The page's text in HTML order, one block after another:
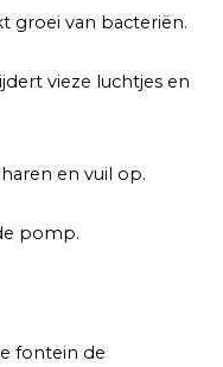
groei van bacteriën.
vieze luchtjes en
en vuil op.
pomp.
fontein de